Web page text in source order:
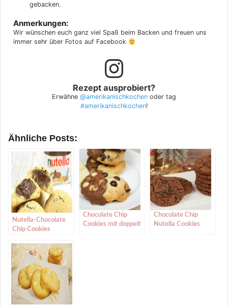
gebacken.
Anmerkungen:
Wir wünschen euch ganz viel Spaß beim Backen und freuen uns
immer sehr über Fotos auf Facebook
Rezept ausprobiert?
Erwähne @amerikanischkochen oder tag
#amerikanischkochen!
Ähnliche Posts:
Nutella-Chocolate
Chip Cookies
Chocolate Chip
Cookies mit doppelt
Chocolate Chip
Nutella Cookies